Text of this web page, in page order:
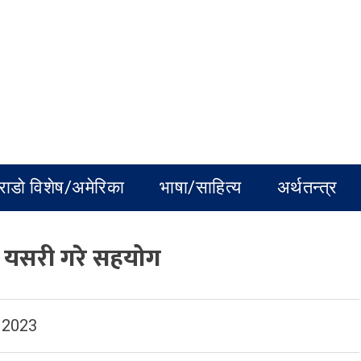
विशेष/अमेरिका भाषा/साहित्य अर्थतन्त्र
गरे सहयोग